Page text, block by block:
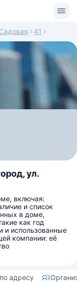
Садовая 41
ул.
включая:
и список
в доме,
как год
и использованные
компании: её
адресу